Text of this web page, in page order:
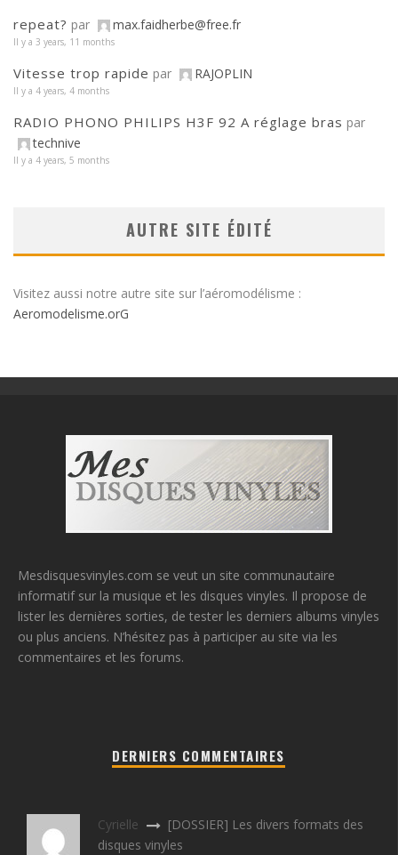
repeat? par max.faidherbe@free.fr
Il y a 3 years, 11 months
Vitesse trop rapide par RAJOPLIN
Il y a 4 years, 4 months
RADIO PHONO PHILIPS H3F 92 A réglage bras par
technive
Il y a 4 years, 5 months
AUTRE SITE ÉDITÉ
Visitez aussi notre autre site sur l’aéromodélisme :
Aeromodelisme.orG
Mesdisquesvinyles.com se veut un site communautaire
informatif sur la musique et les disques vinyles. Il propose de
lister les dernières sorties, de tester les derniers albums vinyles
ou plus anciens. N’hésitez pas à participer au site via les
commentaires et les forums.
DERNIERS COMMENTAIRES
Cyrielle
[DOSSIER] Les divers formats des
disques vinyles